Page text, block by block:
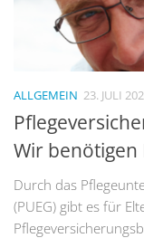
ALLGEMEIN 23. JULI
Wir
Durch das
(PUEG) gibt es für